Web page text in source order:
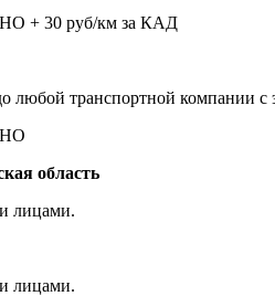
+ 30 руб/км за КАД
любой транспортной компании с
область
лицами.
лицами.